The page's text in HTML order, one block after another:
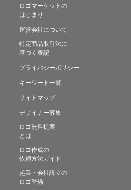
ロゴマーケットの
はじまり
運営会社について
特定商品取引法に
基づく表記
プライバシーポリシー
キーワード一覧
サイトマップ
デザイナー募集
ロゴ無料提案
とは
ロゴ作成の
依頼方法ガイド
起業・会社設立の
ロゴ準備